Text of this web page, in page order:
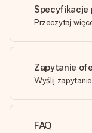
Specyfikacje
Przeczytaj
Zapytanie
Wyślij
FAQ